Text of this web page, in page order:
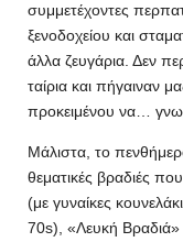
συμμετέχοντες
ξενοδοχείου και
άλλα ζευγάρια. Δεν
ταίρια και πήγαιναν
προκειμένου να…
Μάλιστα, το
θεματικές βραδιές
(με γυναίκες
70s), «Λευκή Βραδιά»